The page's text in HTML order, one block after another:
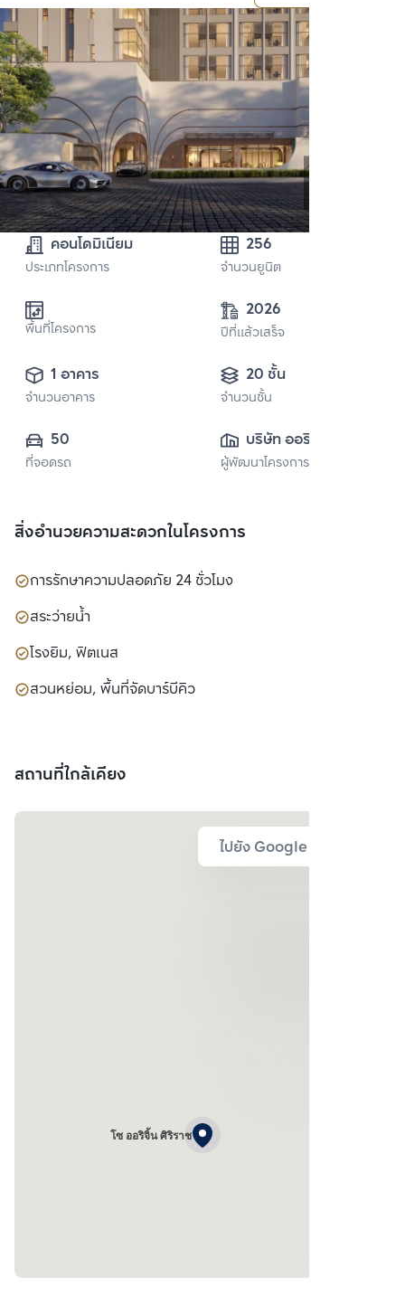
คอนโดมิเนียม
ประเภทโครงการ
256
จำนวนยูนิต
พื้นที่โครงการ
2026
ปีที่แล้วเสร็จ
1 อาคาร
จำนวนอาคาร
20 ชั้น
จำนวนชั้น
50
ที่จอดรถ
บริษัท ออริจิ้น
พร็อพเพอร์ตี้ จำกัด
ผู้พัฒนาโครงการ
สิ่งอำนวยความสะดวกในโครงการ
การรักษาความปลอดภัย 24 ชั่วโมง
สระว่ายน้ำ
โรงยิม, ฟิตเนส
สวนหย่อม, พื้นที่จัดบาร์บีคิว
สถานที่ใกล้เคียง
ไปยัง Google Map
โซ ออริจิ้น ศิริราช